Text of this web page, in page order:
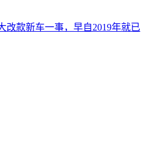
改款新车一事，早自2019年就已